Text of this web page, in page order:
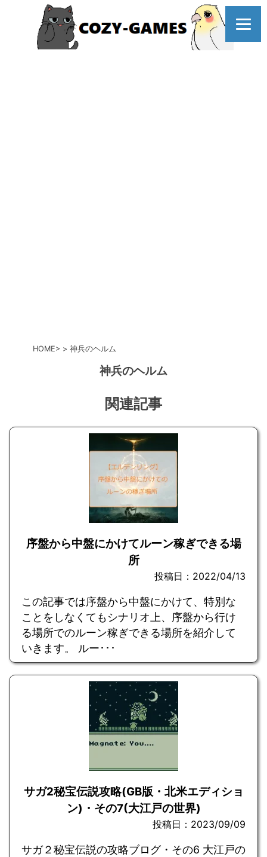
HOME 神兵のヘルム
神兵のヘルム
関連記事
序盤から中盤にかけてルーン稼ぎできる場
所
投稿日：2022/04/13
この記事では序盤から中盤にかけて、特別な
ことをしなくてもシナリオ上、序盤から行け
る場所でのルーン稼ぎできる場所を紹介して
いきます。 ルー･･･
サガ2秘宝伝説攻略(GB版・北米エディショ
ン)・その7(大江戸の世界)
投稿日：2023/09/09
サガ２秘宝伝説の攻略ブログ・その6 大江戸の